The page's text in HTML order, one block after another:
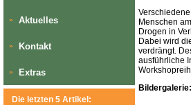
» Aktuelles
» Kontakt
» Extras
Die letzten 5 Artikel:
Menschen
Drogen in
Dabei wird
verdrängt.
ausführliche
Bildergalerie: